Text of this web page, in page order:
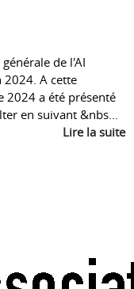
de l'AI
2024. A cette
2024 a été présenté
en suivant &nbs...
Lire la suite